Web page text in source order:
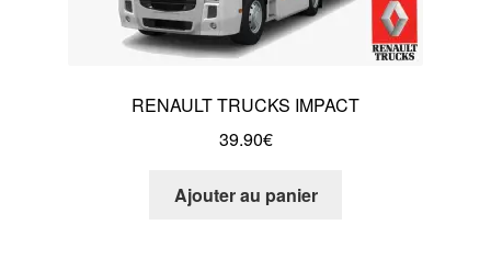
RENAULT TRUCKS IMPACT
39.90€
Ajouter au panier